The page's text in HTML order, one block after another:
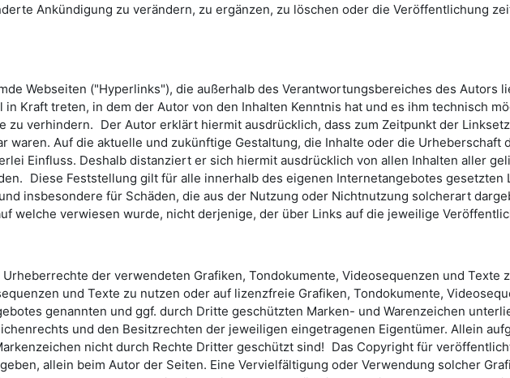
Ankündigung zu verändern, zu ergänzen, zu löschen oder die Veröffentlichung
Webseiten ("Hyperlinks"), die außerhalb des Verantwortungsbereiches des Autors
Kraft treten, in dem der Autor von den Inhalten Kenntnis hat und es ihm technisch
zu verhindern. Der Autor erklärt hiermit ausdrücklich, dass zum Zeitpunkt der
waren. Auf die aktuelle und zukünftige Gestaltung, die Inhalte oder die Urheberschaft
Einfluss. Deshalb distanziert er sich hiermit ausdrücklich von allen Inhalten aller
Diese Feststellung gilt für alle innerhalb des eigenen Internetangebotes gesetzten
insbesondere für Schäden, die aus der Nutzung oder Nichtnutzung solcherart
welche verwiesen wurde, nicht derjenige, der über Links auf die jeweilige
der verwendeten Grafiken, Tondokumente, Videosequenzen und Texte
und Texte zu nutzen oder auf lizenzfreie Grafiken, Tondokumente,
genannten und ggf. durch Dritte geschützten Marken- und Warenzeichen
und den Besitzrechten der jeweiligen eingetragenen Eigentümer. Allein
nicht durch Rechte Dritter geschützt sind! Das Copyright für
allein beim Autor der Seiten. Eine Vervielfältigung oder Verwendung solcher